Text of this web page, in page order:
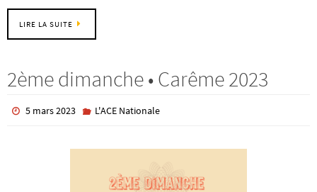
LIRE LA SUITE
2ème dimanche • Carême 2023
5 mars 2023 L'ACE Nationale